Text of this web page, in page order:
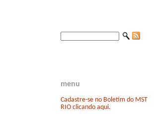
menu
Cadastre-se no Boletim do MST
RIO clicando aqui.